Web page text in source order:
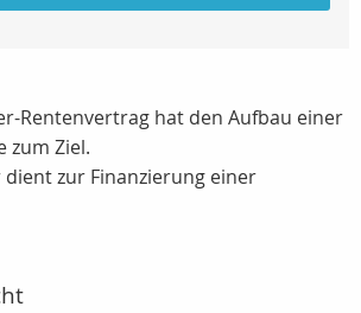
Rentenvertrag hat den Aufbau einer
zum Ziel.
zur Finanzierung einer